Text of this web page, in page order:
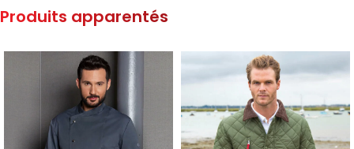
Produits apparentés